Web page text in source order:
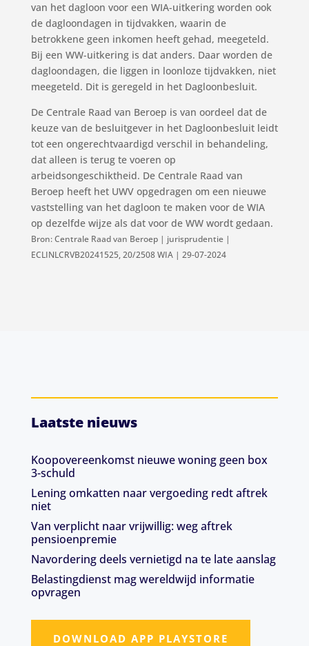
van het dagloon voor een WIA-uitkering worden ook
de dagloondagen in tijdvakken, waarin de
betrokkene geen inkomen heeft gehad, meegeteld.
Bij een WW-uitkering is dat anders. Daar worden de
dagloondagen, die liggen in loonloze tijdvakken, niet
meegeteld. Dit is geregeld in het Dagloonbesluit.
De Centrale Raad van Beroep is van oordeel dat de
keuze van de besluitgever in het Dagloonbesluit leidt
tot een ongerechtvaardigd verschil in behandeling,
dat alleen is terug te voeren op
arbeidsongeschiktheid. De Centrale Raad van
Beroep heeft het UWV opgedragen om een nieuwe
vaststelling van het dagloon te maken voor de WIA
op dezelfde wijze als dat voor de WW wordt gedaan.
Bron: Centrale Raad van Beroep | jurisprudentie |
ECLINLCRVB20241525, 20/2508 WIA | 29-07-2024
Laatste nieuws
Koopovereenkomst nieuwe woning geen box
3-schuld
Lening omkatten naar vergoeding redt aftrek
niet
Van verplicht naar vrijwillig: weg aftrek
pensioenpremie
Navordering deels vernietigd na te late aanslag
Belastingdienst mag wereldwijd informatie
opvragen
DOWNLOAD APP PLAYSTORE